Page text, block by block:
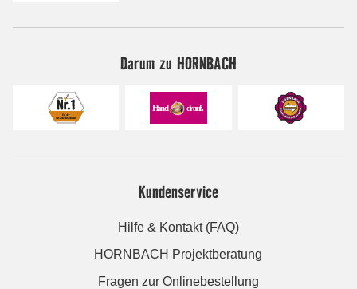
Darum zu HORNBACH
Kundenservice
Hilfe & Kontakt (FAQ)
HORNBACH Projektberatung
Fragen zur Onlinebestellung